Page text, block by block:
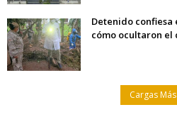
Detenido confiesa
cómo ocultaron el
Cargas Más